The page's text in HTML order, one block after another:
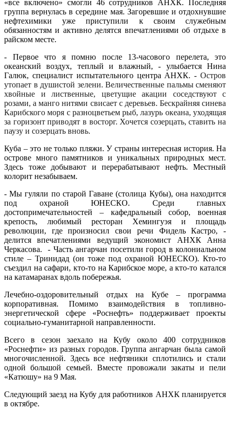
«все включено» смогли 46 сотрудников АНХК. Последняя
группа вернулась в середине мая. Загоревшие и отдохнувшие
нефтехимики уже приступили к своим служебным
обязанностям и активно делятся впечатлениями об отдыхе в
райском месте.
- Первое что я помню после 13-часового перелета, это
океанский воздух, теплый и влажный, - улыбается Нина
Галюк, специалист испытательного центра АНХК. - Остров
утопает в душистой зелени. Величественные пальмы сменяют
хвойные и лиственные, цветущие акации соседствуют с
розами, а манго нитями свисает с деревьев. Бескрайняя синева
Карибского моря с разноцветьем рыб, лазурь океана, уходящая
за горизонт приводят в восторг. Хочется созерцать, ставить на
паузу и созерцать вновь.
Куба – это не только пляжи. У страны интересная история. На
острове много памятников и уникальных природных мест.
Здесь тоже добывают и перерабатывают нефть. Местный
колорит незабываем.
- Мы гуляли по старой Гаване (столица Кубы), она находится
под охраной ЮНЕСКО. Среди главных
достопримечательностей – кафедральный собор, военная
крепость, любимый ресторан Хемингуэя и площадь
революции, где произносил свои речи Фидель Кастро, -
делится впечатлениями ведущий экономист АНХК Анна
Черкасова. - Часть ангарчан посетили город в колониальном
стиле – Тринидад (он тоже под охраной ЮНЕСКО). Кто-то
съездил на сафари, кто-то на Карибское море, а кто-то катался
на катамаранах вдоль побережья.
Лечебно-оздоровительный отдых на Кубе – программа
корпоративная. Помимо взаимодействия в топливно-
энергетической сфере «Роснефть» поддерживает проекты
социально-гуманитарной направленности.
Всего в сезон заехало на Кубу около 400 сотрудников
«Роснефти» из разных городов. Группа ангарчан была самой
многочисленной. Здесь все нефтяники сплотились и стали
одной большой семьей. Вместе провожали закаты и пели
«Катюшу» на 9 Мая.
Следующий заезд на Кубу для работников АНХК планируется
в октябре.